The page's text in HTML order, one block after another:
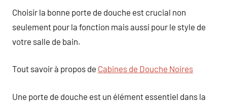
Choisir la bonne porte de douche est crucial non
seulement pour la fonction mais aussi pour le style de
votre salle de bain.
Tout savoir à propos de Cabines de Douche Noires
Une porte de douche est un élément essentiel dans la